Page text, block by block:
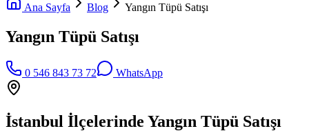
Ana Sayfa Blog Yangın Tüpü Satışı
Yangın Tüpü Satışı
0 546 843 73 72 WhatsApp
İstanbul İlçelerinde Yangın Tüpü Satışı